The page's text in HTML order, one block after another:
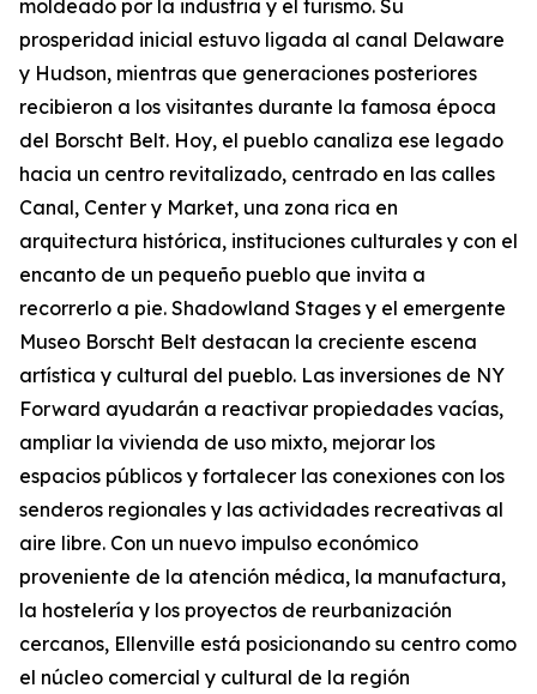
moldeado por la industria y el turismo. Su
prosperidad inicial estuvo ligada al canal Delaware
y Hudson, mientras que generaciones posteriores
recibieron a los visitantes durante la famosa época
del Borscht Belt. Hoy, el pueblo canaliza ese legado
hacia un centro revitalizado, centrado en las calles
Canal, Center y Market, una zona rica en
arquitectura histórica, instituciones culturales y con el
encanto de un pequeño pueblo que invita a
recorrerlo a pie. Shadowland Stages y el emergente
Museo Borscht Belt destacan la creciente escena
artística y cultural del pueblo. Las inversiones de NY
Forward ayudarán a reactivar propiedades vacías,
ampliar la vivienda de uso mixto, mejorar los
espacios públicos y fortalecer las conexiones con los
senderos regionales y las actividades recreativas al
aire libre. Con un nuevo impulso económico
proveniente de la atención médica, la manufactura,
la hostelería y los proyectos de reurbanización
cercanos, Ellenville está posicionando su centro como
el núcleo comercial y cultural de la región